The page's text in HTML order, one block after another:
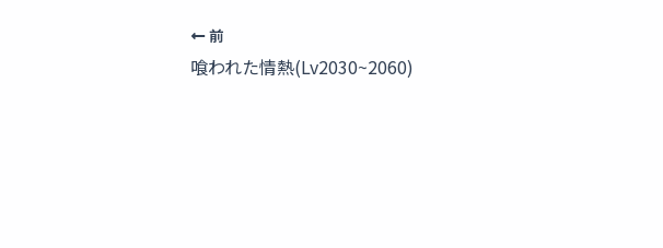
前
喰われた情熱(Lv2030~2060)